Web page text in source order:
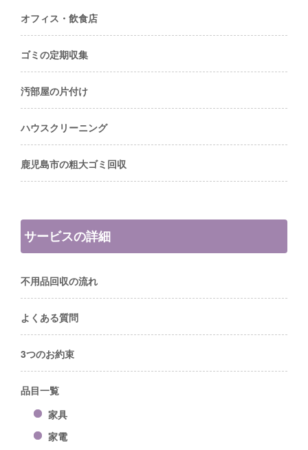
オフィス・飲食店
ゴミの定期収集
汚部屋の片付け
ハウスクリーニング
鹿児島市の粗大ゴミ回収
サービスの詳細
不用品回収の流れ
よくある質問
3つのお約束
品目一覧
家具
家電